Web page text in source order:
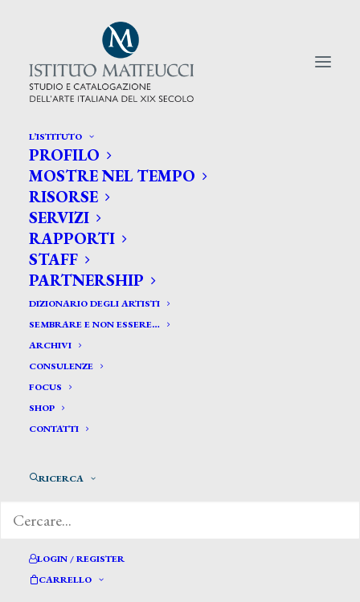
L’ISTITUTO
PROFILO
MOSTRE NEL TEMPO
RISORSE
SERVIZI
RAPPORTI
STAFF
PARTNERSHIP
DIZIONARIO DEGLI ARTISTI
SEMBRARE E NON ESSERE…
ARCHIVI
CONSULENZE
FOCUS
SHOP
CONTATTI
RICERCA
LOGIN / REGISTER
CARRELLO
CERCA TRA GLI ARTISTI:
Search
for:
Felici Augusto